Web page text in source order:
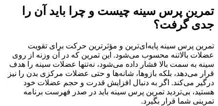
تمرین پرس سینه چیست و چرا باید آن را
جدی گرفت؟
تمرین پرس سینه پایه‌ای‌ترین و مؤثرترین حرکت برای تقویت
عضلات بالاتنه محسوب می‌شود. این تمرین که در آن وزنه از روی
سینه به سمت بالا فشار داده می‌شود، نه‌تنها عضلات سینه را هدف
قرار می‌دهد، بلکه بازوها، شانه‌ها و حتی عضلات مرکزی بدن را نیز
درگیر می‌کند. اگر به دنبال افزایش قدرت و حجم عضلات خود
هستید، بی‌تردید تمرین پرس سینه باید در صدر فهرست برنامه
تمرینی شما قرار بگیرد.